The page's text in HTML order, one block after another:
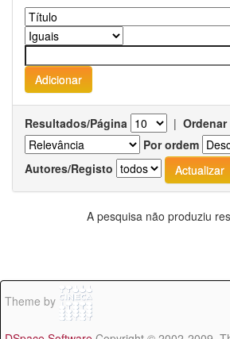
Resultados/Página |
Por ordem
Autores/Registo
A pesquisa não produziu
Theme by